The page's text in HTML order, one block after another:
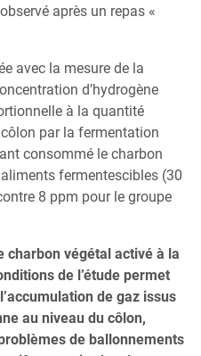
après un repas «
avec la mesure de la
d’hydrogène
à la quantité
par la fermentation
consommé le charbon
fermentescibles (30
8 ppm pour le groupe
charbon végétal activé à la
de l’étude permet
de gaz issus
au niveau du côlon,
de ballonnements